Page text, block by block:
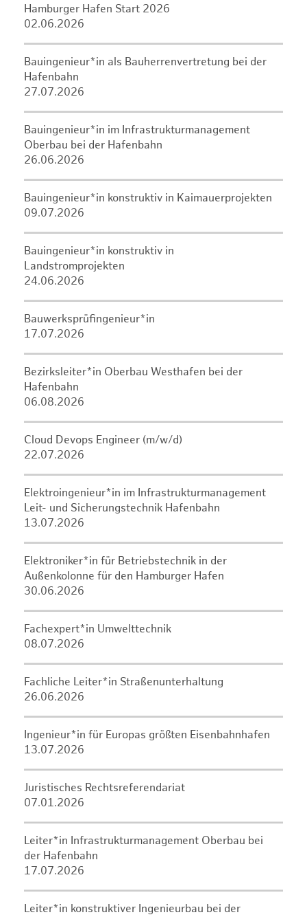
Hamburger Hafen Start 2026
02.06.2026
Bauingenieur*in als Bauherrenvertretung bei der
Hafenbahn
27.07.2026
Bauingenieur*in im Infrastrukturmanagement
Oberbau bei der Hafenbahn
26.06.2026
Bauingenieur*in konstruktiv in Kaimauerprojekten
09.07.2026
Bauingenieur*in konstruktiv in
Landstromprojekten
24.06.2026
Bauwerksprüfingenieur*in
17.07.2026
Bezirksleiter*in Oberbau Westhafen bei der
Hafenbahn
06.08.2026
Cloud Devops Engineer (m/w/d)
22.07.2026
Elektroingenieur*in im Infrastrukturmanagement
Leit- und Sicherungstechnik Hafenbahn
13.07.2026
Elektroniker*in für Betriebstechnik in der
Außenkolonne für den Hamburger Hafen
30.06.2026
Fachexpert*in Umwelttechnik
08.07.2026
Fachliche Leiter*in Straßenunterhaltung
26.06.2026
Ingenieur*in für Europas größten Eisenbahnhafen
13.07.2026
Juristisches Rechtsreferendariat
07.01.2026
Leiter*in Infrastrukturmanagement Oberbau bei
der Hafenbahn
17.07.2026
Leiter*in konstruktiver Ingenieurbau bei der